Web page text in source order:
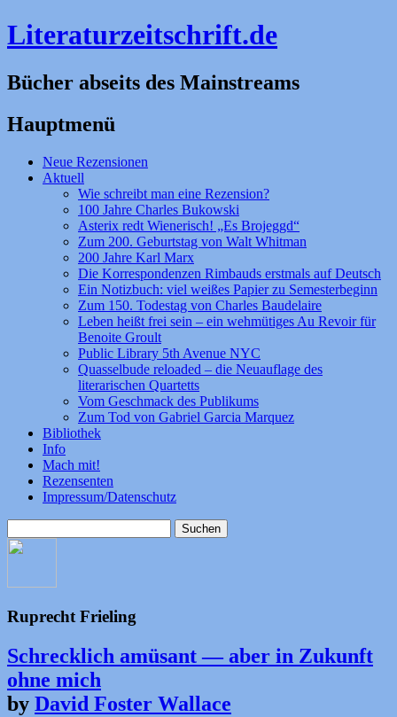
Literaturzeitschrift.de
Bücher abseits des Mainstreams
Hauptmenü
Zum
Inhalt
Neue Rezensionen
Aktuell
Wie schreibt man eine Rezension?
100 Jahre Charles Bukowski
Asterix redt Wienerisch! „Es Brojeggd“
Zum 200. Geburtstag von Walt Whitman
200 Jahre Karl Marx
Die Korrespondenzen Rimbauds erstmals auf Deutsch
Ein Notizbuch: viel weißes Papier zu Semesterbeginn
Zum 150. Todestag von Charles Baudelaire
Leben heißt frei sein – ein wehmütiges Au Revoir für
Benoite Groult
Public Library 5th Avenue NYC
Quasselbude reloaded – die Neuauflage des
literarischen Quartetts
Vom Geschmack des Publikums
Zum Tod von Gabriel Garcia Marquez
Bibliothek
Info
Mach mit!
Rezensenten
Impressum/Datenschutz
nach:
Ruprecht Frieling
Schrecklich amüsant — aber in Zukunft
ohne mich
by David Foster Wallace